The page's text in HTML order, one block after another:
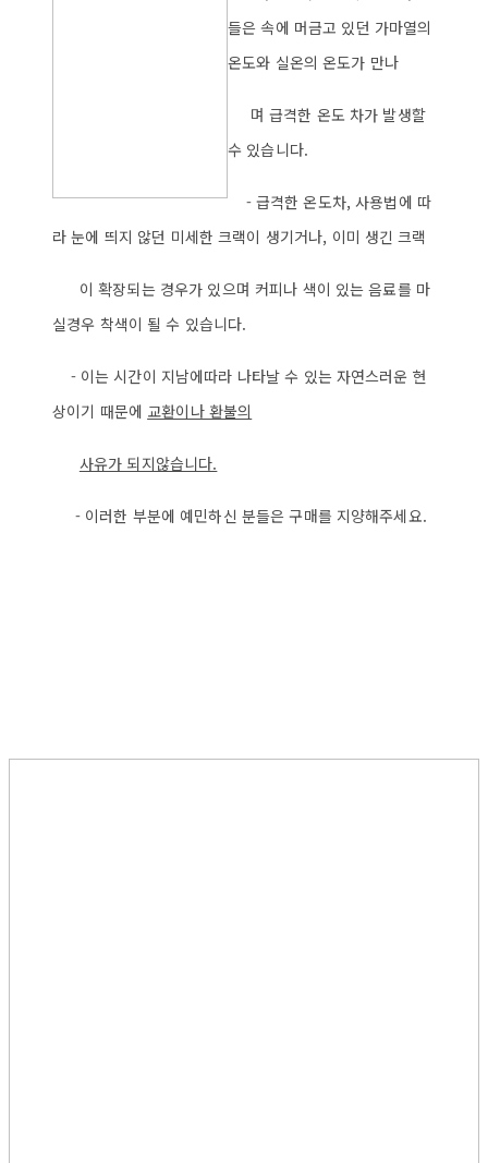
들은 속에 머금고 있던 가마열의
온도와 실온의 온도가 만나
며 급격한 온도 차가 발생할
수 있습니다.
- 급격한 온도차, 사용법에 따
라 눈에 띄지 않던 미세한 크랙이 생기거나, 이미 생긴 크랙
이 확장되는 경우가 있으며 커피나 색이 있는 음료를 마
실경우 착색이 될 수 있습니다.
- 이는 시간이 지남에따라 나타날 수 있는 자연스러운 현
상이기 때문에 교환이나 환불의
사유가 되지않습니다.
- 이러한 부분에 예민하신 분들은 구매를 지양해주세요.